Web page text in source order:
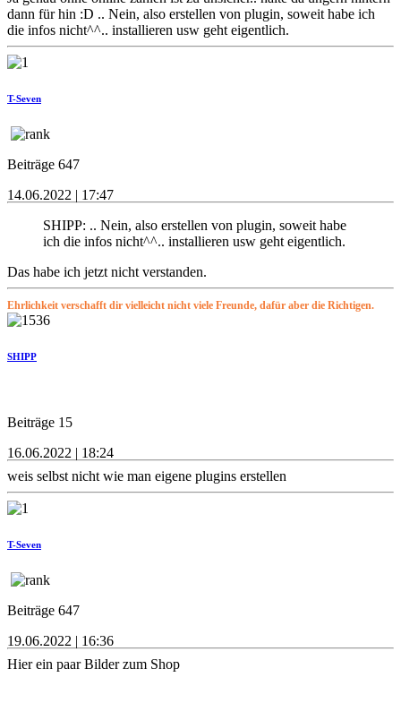
dann für hin :D .. Nein, also erstellen von plugin, soweit habe ich
die infos nicht^^.. installieren usw geht eigentlich.
T-Seven
Beiträge 647
14.06.2022 | 17:47
SHIPP: .. Nein, also erstellen von plugin, soweit habe
ich die infos nicht^^.. installieren usw geht eigentlich.
Das habe ich jetzt nicht verstanden.
Ehrlichkeit verschafft dir vielleicht nicht viele Freunde, dafür aber die Richtigen.
SHIPP
Beiträge 15
16.06.2022 | 18:24
weis selbst nicht wie man eigene plugins erstellen
T-Seven
Beiträge 647
19.06.2022 | 16:36
Hier ein paar Bilder zum Shop